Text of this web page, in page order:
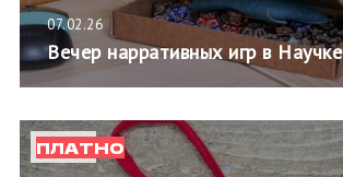
07.02.26
Вечер нарративных игр в Научке
ПЛАТНО